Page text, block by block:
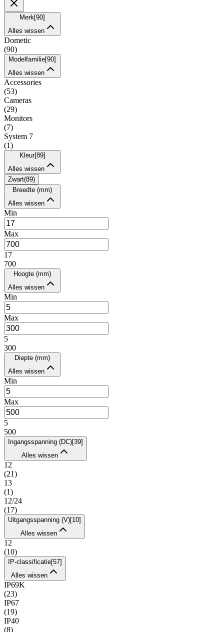
Merk [90]
Alles wissen
Dometic
(90)
Modelfamilie[90]
Alles wissen
Accessories
(53)
Cameras
(29)
Monitors
(7)
System 7
(1)
Kleur[89]
Alles wissen
Zwart(89)
Breedte (mm)
Alles wissen
Min
Max
17
700
Hoogte (mm)
Alles wissen
Min
Max
5
300
Diepte (mm)
Alles wissen
Min
Max
5
500
Ingangsspanning (DC)[39]
Alles wissen
12
(21)
13
(1)
12/24
(17)
Uitgangsspanning (V)[10]
Alles wissen
12
(10)
IP-classificatie[57]
Alles wissen
IP69K
(23)
IP67
(19)
IP40
(8)